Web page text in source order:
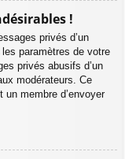
!
privés d’un
paramètres de votre
privés abusifs d’un
modérateurs. Ce
un membre d’envoyer